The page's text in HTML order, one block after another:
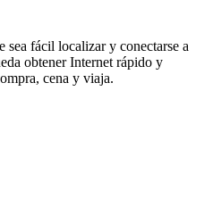
sea fácil localizar y conectarse a
obtener Internet rápido y
cena y viaja.